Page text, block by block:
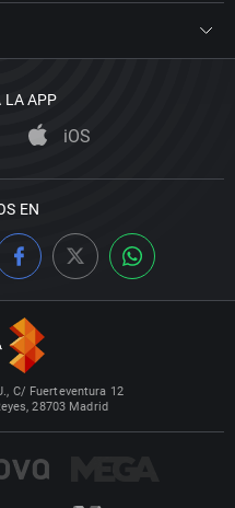
LA APP
iOS
EN
C/ Fuerteventura 12
28703 Madrid